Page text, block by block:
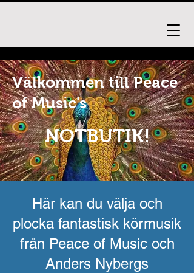
Välkommen till Peace
of Music's
NOTBUTIK!
Här kan du välja och
plocka fantastisk körmusik
från Peace of Music och
Anders Nybergs